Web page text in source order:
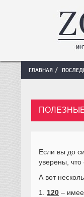
ГЛАВНАЯ
Если вы до
уверены, что
А вот
1.
120 –